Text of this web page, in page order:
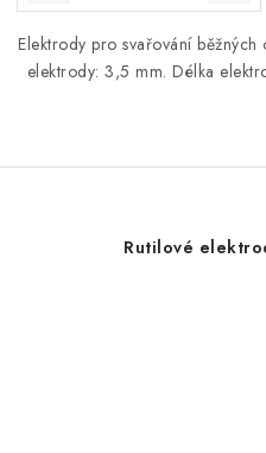
Elektrody pro svařování
elektrody: 3,5 mm. Délka
Rutilové